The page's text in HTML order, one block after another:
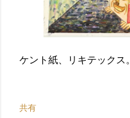
ケント紙、リキテックス。
共有